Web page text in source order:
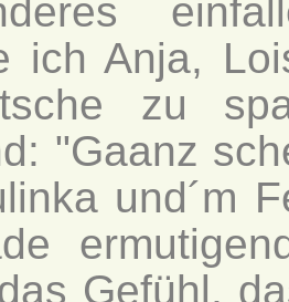
ich Anja,
zu
"Gaanz
und´m
Gefühl,